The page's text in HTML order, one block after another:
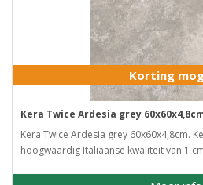
Korting
Kera Twice Ardesia grey
Kera Twice Ardesia grey 60x60x4,8cm.
hoogwaardig Italiaanse kwaliteit van 1